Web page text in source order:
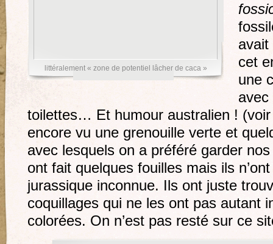
littéralement « zone de potentiel lâcher de caca »
avait
cet
une
avec
toilettes… Et humour australien !
encore vu une grenouille verte et
avec lesquels on a préféré garder
ont fait quelques fouilles mais ils
jurassique inconnue. Ils ont juste
coquillages qui ne les ont pas autant
colorées. On n’est pas resté sur ce